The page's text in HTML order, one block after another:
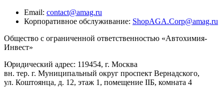
Email: contact@amag.ru
Корпоративное обслуживание: ShopAGA.Corp@amag.ru
Общество с ограниченной ответственностью «Автохимия-
Инвест»
Юридический адрес: 119454, г. Москва
вн. тер. г. Муниципальный округ проспект Вернадского,
ул. Коштоянца, д. 12, этаж 1, помещение IIБ, комната 4